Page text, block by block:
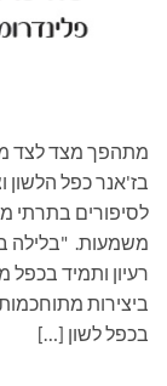
מתהפך מצד לצד
בז'אנר כפל הלשון
לסיפורים בתרתי
משמעות. "בלילה
רעיון ותמיד
ביצירות
בכפל לשון […]